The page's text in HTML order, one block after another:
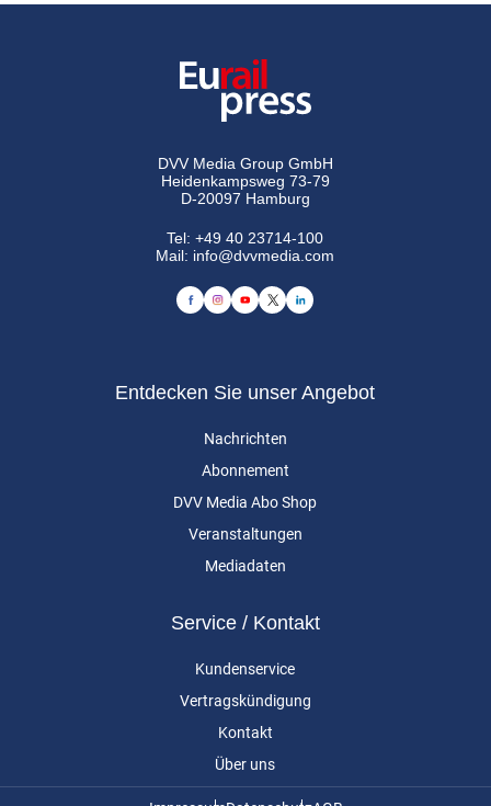
DVV Media Group GmbH
Heidenkampsweg 73-79
D-20097 Hamburg
Tel:+49 40 23714-100
Mail: info@dvvmedia.com
Entdecken Sie unser Angebot
Nachrichten
Abonnement
DVV Media Abo Shop
Veranstaltungen
Mediadaten
Service / Kontakt
Kundenservice
Vertragskündigung
Kontakt
Über uns